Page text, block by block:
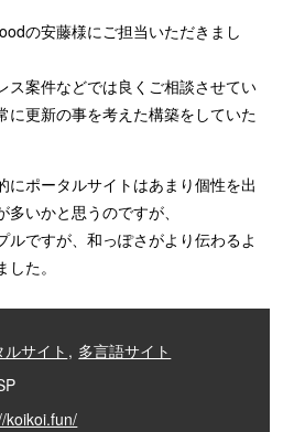
の安藤様にご担当いただきまし
ス案件などでは良くご相談させてい
に更新の事を考えた構築をしていた
にポータルサイトはあまり個性を出
いかと思うのですが、
ルですが、和っぽさがより伝わるよ
た。
サイト
多言語サイト
koikoi.fun/